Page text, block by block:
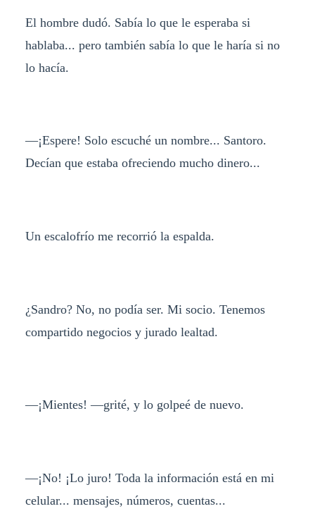
El hombre dudó. Sabía lo que le esperaba si
hablaba... pero también sabía lo que le haría si no
lo hacía.
—¡Espere! Solo escuché un nombre... Santoro.
Decían que estaba ofreciendo mucho dinero...
Un escalofrío me recorrió la espalda.
¿Sandro? No, no podía ser. Mi socio. Tenemos
compartido negocios y jurado lealtad.
—¡Mientes! —grité, y lo golpeé de nuevo.
—¡No! ¡Lo juro! Toda la información está en mi
celular... mensajes, números, cuentas...